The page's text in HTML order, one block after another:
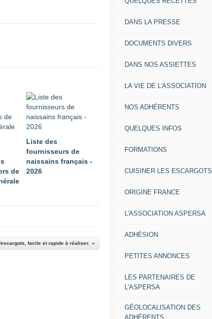
de
Liste des
fournisseurs de
naissains français -
2026
facile et rapide à réaliser.
DANS LA PRESSE
DOCUMENTS DIVERS
DANS NOS ASSIETTES
LA VIE DE L'ASSOCIATION
NOS ADHÉRENTS
QUELQUES INFOS
FORMATIONS
CUISINER LES ESCARGOTS
ORIGINE FRANCE
L'ASSOCIATION ASPERSA
ADHÉSION
PETITES ANNONCES
LES PARTENAIRES DE
L'ASPERSA
GÉOLOCALISATION DES
ADHÉRENTS